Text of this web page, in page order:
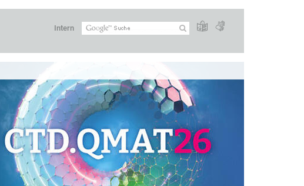
Intern